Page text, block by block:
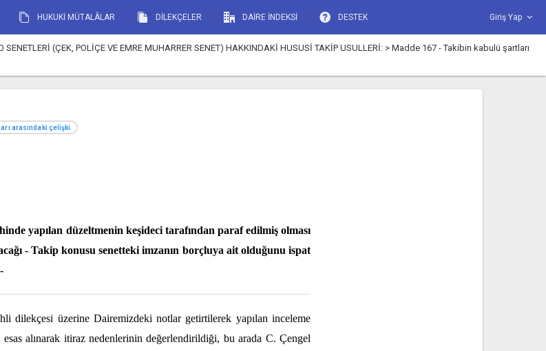
HUKUKİ MÜTALÂLAR DİLEKÇELER DAİRE İNDEKSİ DESTEK Giriş Yap
(ÇEK, POLİÇE VE EMRE MUHARRER SENET) HAKKINDAKİ HUSUSİ TAKİP USULLERİ: > Madde 167 - Takibin kabulü şartları
arasındaki çelişki
yapılan düzeltmenin keşideci tarafından paraf edilmiş olması
- Takip konusu senetteki imzanın borçluya ait olduğunu ispat
dilekçesi üzerine Dairemizdeki notlar getirtilerek yapılan inceleme
alınarak itiraz nedenlerinin değerlendirildiği, bu arada C. Çengel